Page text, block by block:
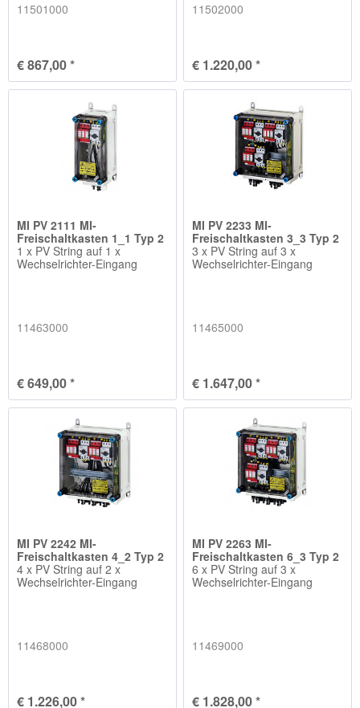
11501000
€ 867,00 *
11502000
€ 1.220,00 *
MI PV 2111 MI-
Freischaltkasten 1_1 Typ 2
1 x PV String auf 1 x
Wechselrichter-Eingang
11463000
€ 649,00 *
MI PV 2233 MI-
Freischaltkasten 3_3 Typ 2
3 x PV String auf 3 x
Wechselrichter-Eingang
11465000
€ 1.647,00 *
MI PV 2242 MI-
Freischaltkasten 4_2 Typ 2
4 x PV String auf 2 x
Wechselrichter-Eingang
11468000
€ 1.226,00 *
MI PV 2263 MI-
Freischaltkasten 6_3 Typ 2
6 x PV String auf 3 x
Wechselrichter-Eingang
11469000
€ 1.828,00 *